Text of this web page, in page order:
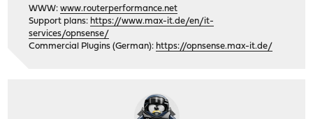
WWW:www.routerperformance.net
Support plans: https://www.max-it.de/en/it-
services/opnsense/
Commercial Plugins (German): https://opnsense.max-it.de/